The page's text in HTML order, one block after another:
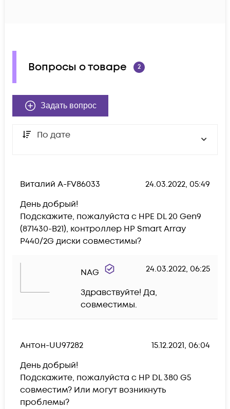
Вопросы о товаре 2
Задать вопрос
По дате
Виталий А-FV86033
24.03.2022, 05:49
День добрый!
Подскажите, пожалуйста с HPE DL 20 Gen9
(871430-B21), контроллер HP Smart Array
P440/2G диски совместимы?
NAG 24.03.2022, 06:25
Здравствуйте! Да,
совместимы.
Антон-UU97282
15.12.2021, 06:04
День добрый!
Подскажите, пожалуйста с HP DL 380 G5
совместим? Или могут возникнуть
проблемы?